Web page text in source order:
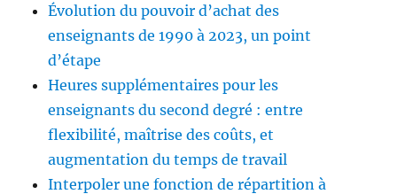
Évolution du pouvoir d’achat des
enseignants de 1990 à 2023, un point
d’étape
Heures supplémentaires pour les
enseignants du second degré : entre
flexibilité, maîtrise des coûts, et
augmentation du temps de travail
Interpoler une fonction de répartition à